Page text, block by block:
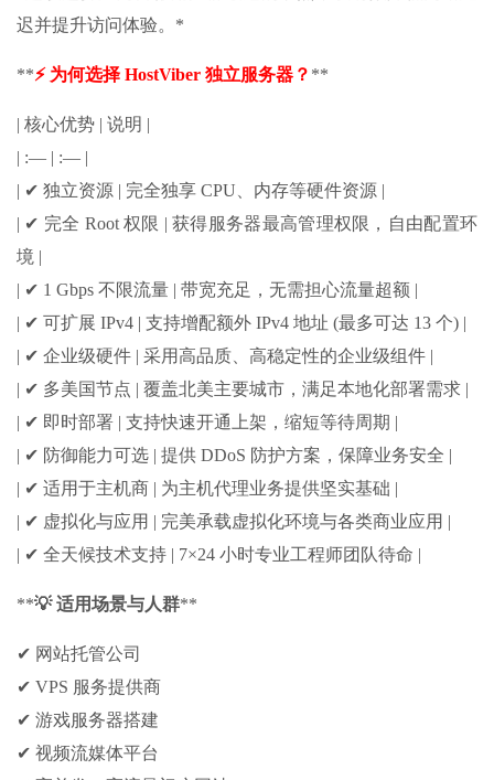
迟并提升访问体验。*
**⚡ 为何选择 HostViber 独立服务器？ **
| 核心优势 | 说明 |
| :— | :— |
| ✔ 独立资源 | 完全独享 CPU、内存等硬件资源 |
| ✔ 完全 Root 权限 | 获得服务器最高管理权限，自由配置环
境 |
| ✔ 1 Gbps 不限流量 | 带宽充足，无需担心流量超额 |
| ✔ 可扩展 IPv4 | 支持增配额外 IPv4 地址 (最多可达 13 个) |
| ✔ 企业级硬件 | 采用高品质、高稳定性的企业级组件 |
| ✔ 多美国节点 | 覆盖北美主要城市，满足本地化部署需求 |
| ✔ 即时部署 | 支持快速开通上架，缩短等待周期 |
| ✔ 防御能力可选 | 提供 DDoS 防护方案，保障业务安全 |
| ✔ 适用于主机商 | 为主机代理业务提供坚实基础 |
| ✔ 虚拟化与应用 | 完美承载虚拟化环境与各类商业应用 |
| ✔ 全天候技术支持 | 7×24 小时专业工程师团队待命 |
**💡 适用场景与人群**
✔ 网站托管公司
✔ VPS 服务提供商
✔ 游戏服务器搭建
✔ 视频流媒体平台